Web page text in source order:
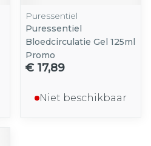
Puressentiel
Puressentiel
Bloedcirculatie Gel 125ml
Promo
€ 17,89
Niet beschikbaar